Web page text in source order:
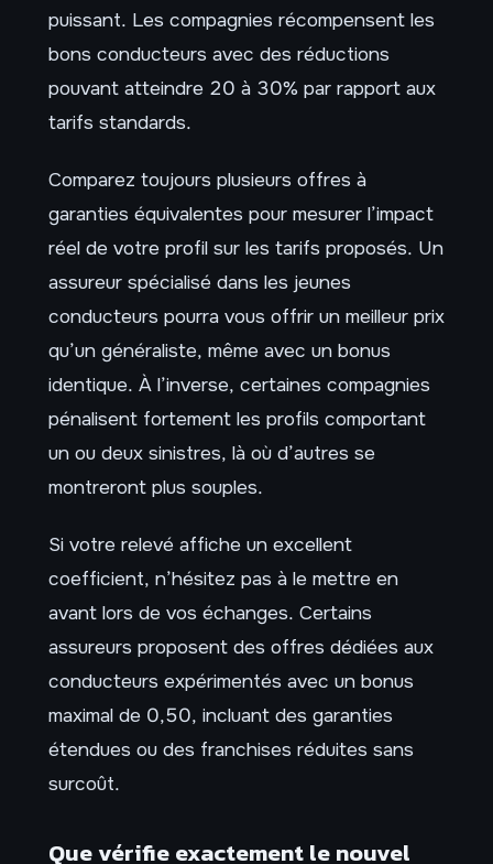
puissant. Les compagnies récompensent les
bons conducteurs avec des réductions
pouvant atteindre 20 à 30% par rapport aux
tarifs standards.
Comparez toujours plusieurs offres à
garanties équivalentes pour mesurer l’impact
réel de votre profil sur les tarifs proposés. Un
assureur spécialisé dans les jeunes
conducteurs pourra vous offrir un meilleur prix
qu’un généraliste, même avec un bonus
identique. À l’inverse, certaines compagnies
pénalisent fortement les profils comportant
un ou deux sinistres, là où d’autres se
montreront plus souples.
Si votre relevé affiche un excellent
coefficient, n’hésitez pas à le mettre en
avant lors de vos échanges. Certains
assureurs proposent des offres dédiées aux
conducteurs expérimentés avec un bonus
maximal de 0,50, incluant des garanties
étendues ou des franchises réduites sans
surcoût.
Que vérifie exactement le nouvel